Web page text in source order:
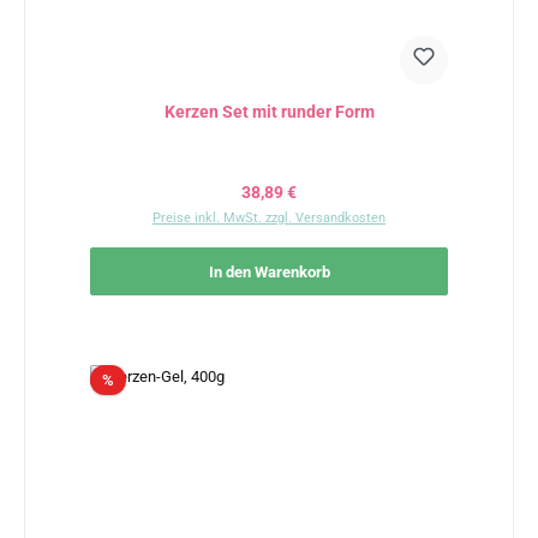
Kerzen Set mit runder Form
Regulärer Preis:
38,89 €
Preise inkl. MwSt. zzgl. Versandkosten
In den Warenkorb
%Rabatt